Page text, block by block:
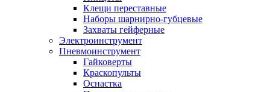
Клещи переставные
Наборы шарнирно-губцевые
Захваты гейферные
Электроинструмент
Пневмоинструмент
Гайковерты
Краскопульты
Оснастка